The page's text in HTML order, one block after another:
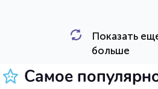
HTML -
Показать
больше
Самое